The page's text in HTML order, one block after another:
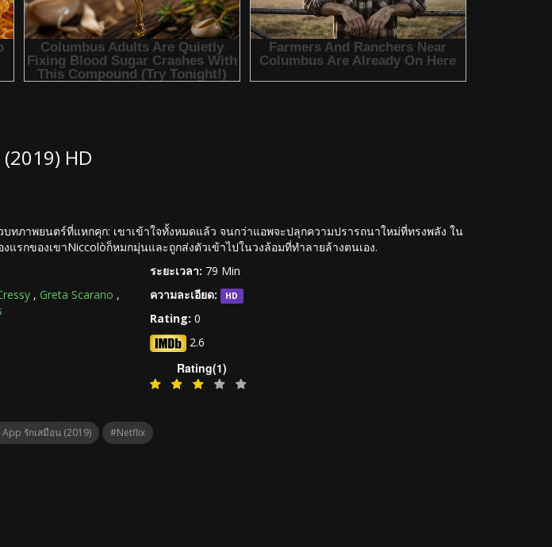
HD
ทภาพยนตร์ที่แหกคุก: เขาเข้าใจทั้งหมดแล้ว จนกว่าแอพจะปลุกความปรารถนาใหม่ที่ทรงพลัง ใน
แรกของเขาNiccolòก็หมกมุ่นและถูกส่งตัวเข้าไปในวงล้อมที่ทำลายล้างตนเอง.
, Greta Scarano ,
ระยะเวลา: 79 Min
ความละเอียด:
HD
Rating: 0
2.6
Rating(1)
รักเสมือน (2019) #netflix